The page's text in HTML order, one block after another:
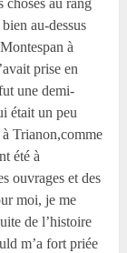
choses au rang
au-dessus
à
prise en
une demi-
était un peu
Trianon,comme
été à
ouvrages et des
moi, je me
de l’histoire
m’a fort priée